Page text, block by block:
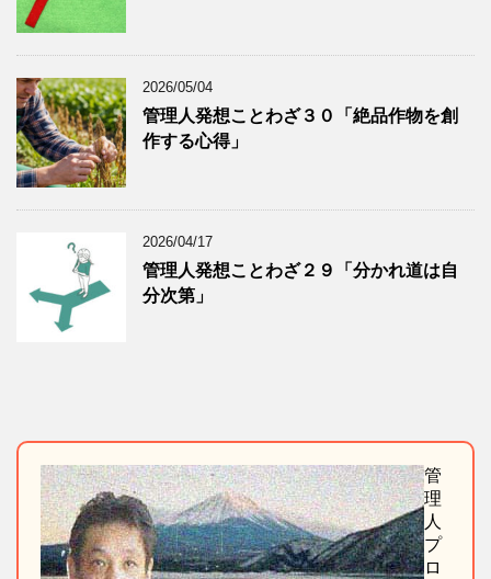
2026/05/04
管理人発想ことわざ３０「絶品作物を創
作する心得」
2026/04/17
管理人発想ことわざ２９「分かれ道は自
分次第」
管
理
人
プ
ロ